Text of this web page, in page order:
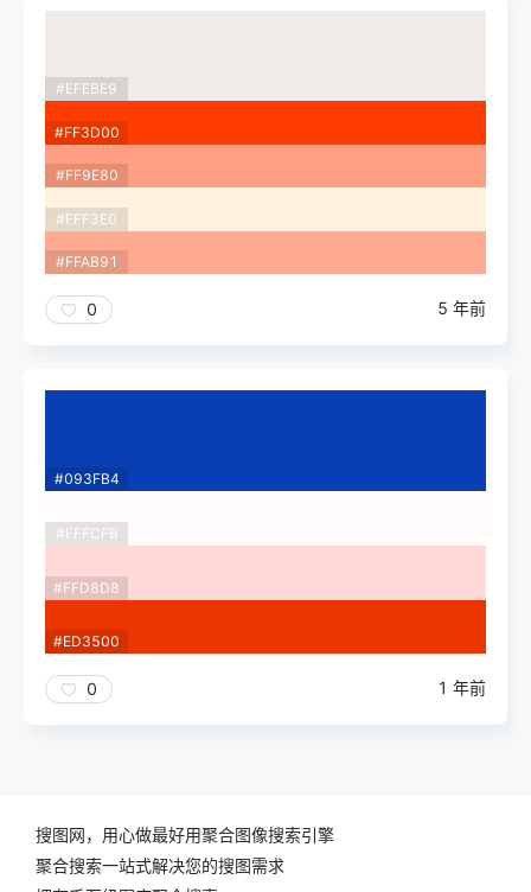
#EFEBE9
#FF3D00
#FF9E80
#FFF3E0
#FFAB91
0 5 年前
#093FB4
#FFFCFB
#FFD8D8
#ED3500
0 1 年前
搜图网，用心做最好用聚合图像搜索引擎
聚合搜索一站式解决您的搜图需求